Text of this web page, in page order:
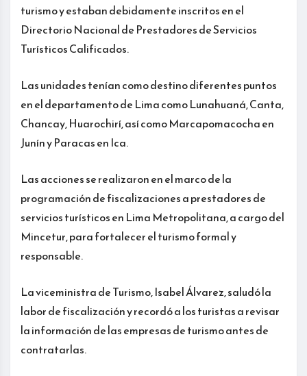
turismo y estaban debidamente inscritos en el
Directorio Nacional de Prestadores de Servicios
Turísticos Calificados.
Las unidades tenían como destino diferentes puntos
en el departamento de Lima como Lunahuaná, Canta,
Chancay, Huarochirí, así como Marcapomacocha en
Junín y Paracas en Ica.
Las acciones se realizaron en el marco de la
programación de fiscalizaciones a prestadores de
servicios turísticos en Lima Metropolitana, a cargo del
Mincetur, para fortalecer el turismo formal y
responsable.
La viceministra de Turismo, Isabel Álvarez, saludó la
labor de fiscalización y recordó a los turistas a revisar
la información de las empresas de turismo antes de
contratarlas.